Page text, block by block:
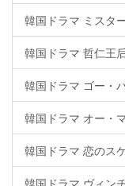
韓国ドラマ ミスタ
韓国ドラマ 哲仁王
韓国ドラマ ゴー・
韓国ドラマ オー・
韓国ドラマ 恋のス
韓国ドラマ ヴィン